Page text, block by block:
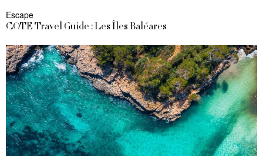
Escape
COTE Travel Guide : Les Îles Baléares